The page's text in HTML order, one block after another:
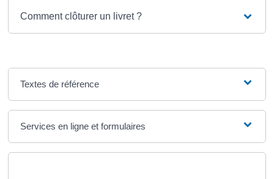
Comment clôturer un livret ?
Textes de référence
Services en ligne et formulaires